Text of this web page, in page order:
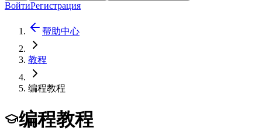
ВойтиРегистрация
帮助中心
教程
编程教程
编程教程